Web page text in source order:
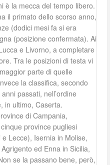
è la mecca del tempo libero.
il primato dello scorso anno,
(dodici mesi fa si era
(posizione confermata). Ai
e Livorno, a completare
Tra le posizioni di testa vi
parte di quelle
la classifica, secondo
passati, nell’ordine
in ultimo, Caserta.
di Campania,
province pugliesi
Lecce), Isernia in Molise,
ed Enna in Sicilia,
se la passano bene, però,